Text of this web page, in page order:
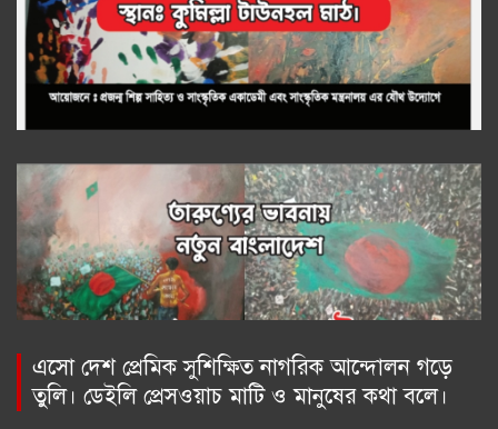
এসো দেশ প্রেমিক সুশিক্ষিত নাগরিক আন্দোলন গড়ে
তুলি। ডেইলি প্রেসওয়াচ মাটি ও মানুষের কথা বলে।